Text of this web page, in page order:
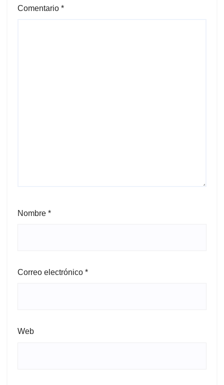
Comentario *
Nombre *
Correo electrónico *
Web